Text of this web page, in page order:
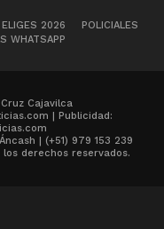
2026
POLICIALES
WHATSAPP
Cajavilca
| Publicidad:
| (+51) 979 153 239
derechos reservados.